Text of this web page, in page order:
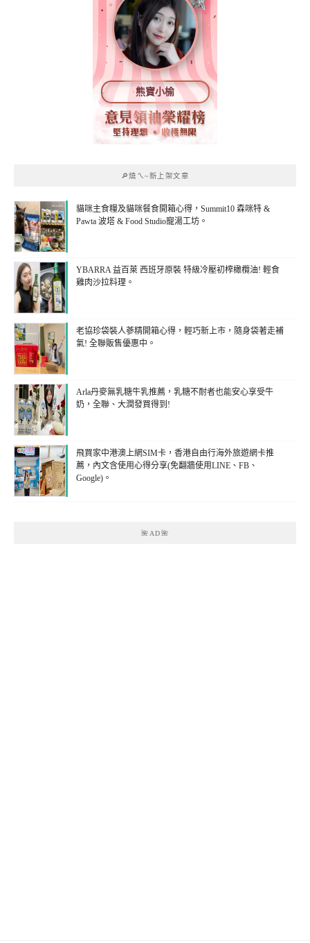
熊寶小榆
🔎燒ㄟ~新上架文章
貓咪主食糧及貓咪餐食開箱心得，Summit10 森咪特 &
Pawta 波塔 & Food Studio寵湯工坊。
YBARRA 益百萊 西班牙原裝 特級冷壓初榨橄欖油! 輕食
雞肉沙拉料理。
老協珍袋裝人蔘精開箱心得，輕巧新上市，隨身袋著走補
氣! 全聯販售優惠中。
Arla丹麥無乳糖牛乳推薦，乳糖不耐者也能安心享受牛
奶，全聯、大潤發買得到!
飛買家中港澳上網SIM卡，香港自由行海外旅遊網卡推
薦，內文含使用心得分享(免翻牆使用LINE、FB、
Google)。
🌺AD🌺